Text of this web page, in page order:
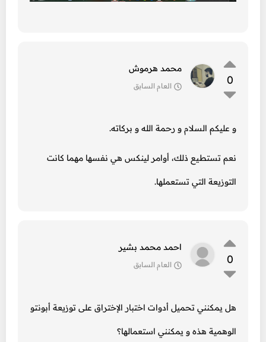
0
محمد هرموش
العام السابق
و عليكم السلام و رحمة الله و بركاته.
نعم تستطيع ذلك، أوامر لينكس هي نفسها مهما كانت
التوزيعة التي تستعملها.
0
احمد محمد بشير
العام السابق
هل يمكنني تحميل أدوات اختبار الإختراق على توزيعة أبونتو
الوهمية هذه و يمكنني استعمالها؟